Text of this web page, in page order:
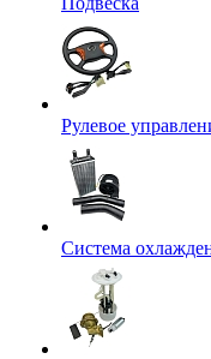
Рулевое
Система